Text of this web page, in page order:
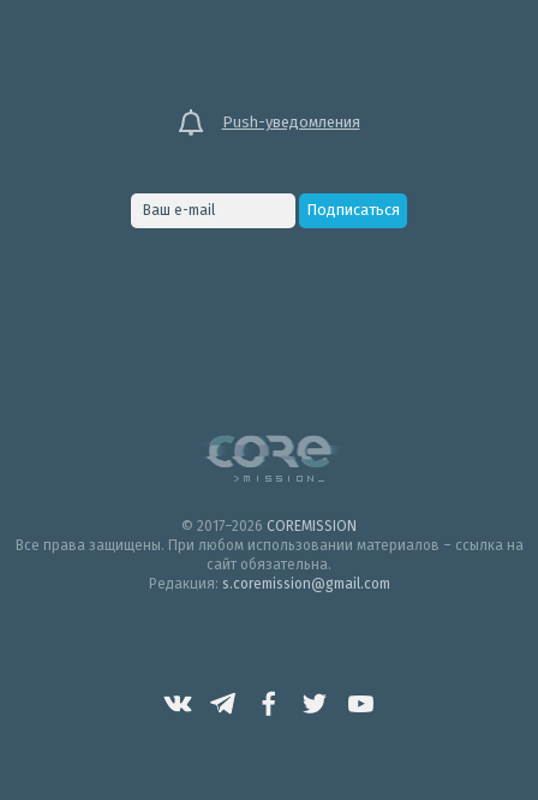
Push-уведомления
© 2017–2026 COREMISSION
Все права защищены. При любом использовании материалов – ссылка на
сайт обязательна.
Редакция: s.coremission@gmail.com